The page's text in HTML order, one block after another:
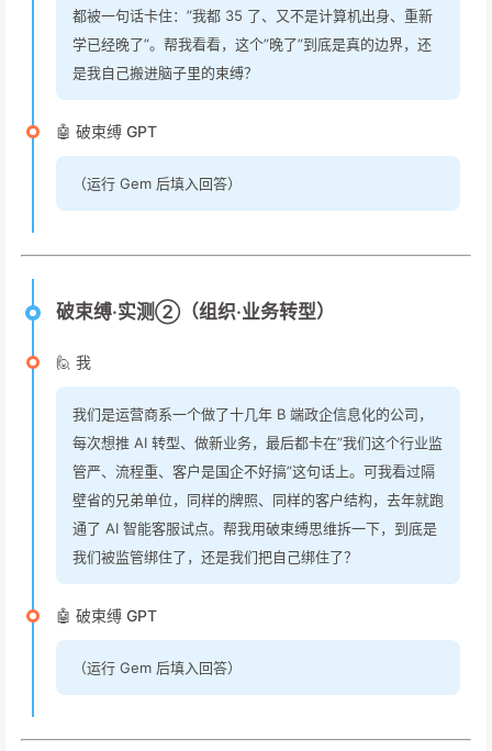
都被一句话卡住：”我都 35 了、又不是计算机出身、重新
学已经晚了”。帮我看看，这个”晚了”到底是真的边界，还
是我自己搬进脑子里的束缚？
🤖 破束缚 GPT
（运行 Gem 后填入回答）
破束缚·实测②（组织·业务转型）
🙋 我
我们是运营商系一个做了十几年 B 端政企信息化的公司，
每次想推 AI 转型、做新业务，最后都卡在”我们这个行业监
管严、流程重、客户是国企不好搞”这句话上。可我看过隔
壁省的兄弟单位，同样的牌照、同样的客户结构，去年就跑
通了 AI 智能客服试点。帮我用破束缚思维拆一下，到底是
我们被监管绑住了，还是我们把自己绑住了？
🤖 破束缚 GPT
（运行 Gem 后填入回答）